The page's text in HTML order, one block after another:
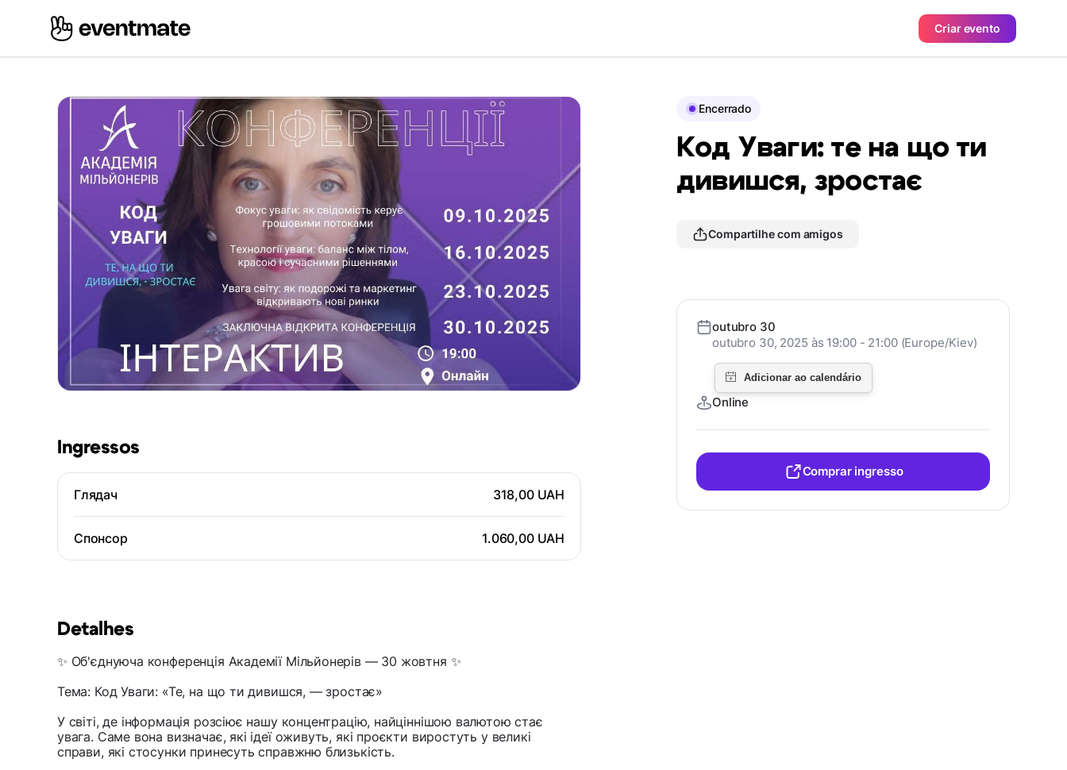
Criar evento
Ingressos
Глядач 318,00 UAH
Спонсор 1.060,00 UAH
Detalhes
✨ Об'єднуюча конференція Академії Мільйонерів — 30 жовтня ✨
Тема: Код Уваги: «Те, на що ти дивишся, — зростає»
У світі, де інформація розсіює нашу концентрацію, найціннішою валютою стає
увага. Саме вона визначає, які ідеї оживуть, які проєкти виростуть у великі
справи, які стосунки принесуть справжню близькість.
Encerrado
Код Уваги: те на що ти
дивишся, зростає
Compartilhe com amigos
outubro 30
outubro 30, 2025 às 19:00 - 21:00 (Europe/Kiev)
Online
Comprar ingresso